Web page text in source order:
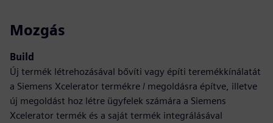
Mozgás
Build
Új termék létrehozásával bővíti vagy építi teremékkínálatát
a Siemens Xcelerator termékre / megoldásra építve, illetve
új megoldást hoz létre ügyfelek számára a Siemens
Xcelerator termék és a saját termék integrálásával